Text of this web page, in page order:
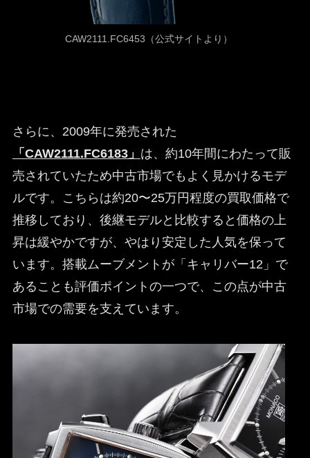
CAW2111.FC6453（公式サイトより）
さらに、2009年に発売された
「CAW2111.FC6183」 は、約10年間にわたって販
売されていたため中古市場でもよく見かけるモデ
ルです。こちらは約20〜25万円程度の買取価格で
推移しており、後継モデルと比較すると価格の上
昇は緩やかですが、やはり安定した人気を保って
います。搭載ムーブメントが「キャリバー12」で
あることも評価ポイントの一つで、この点が中古
市場での需要を支えています。